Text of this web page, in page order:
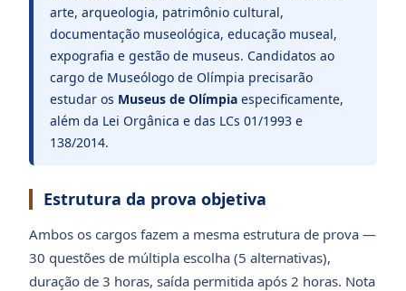
arte, arqueologia, patrimônio cultural,
documentação museológica, educação museal,
expografia e gestão de museus. Candidatos ao
cargo de Museólogo de Olímpia precisarão
estudar os Museus de Olímpia especificamente,
além da Lei Orgânica e das LCs 01/1993 e
138/2014.
Estrutura da prova objetiva
Ambos os cargos fazem a mesma estrutura de prova —
30 questões de múltipla escolha (5 alternativas),
duração de 3 horas, saída permitida após 2 horas. Nota